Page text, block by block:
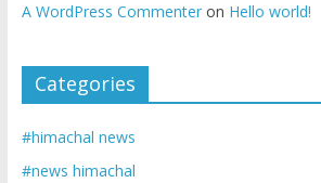
A WordPress Commenteron Hello world!
Categories
#himachal news
#news himachal